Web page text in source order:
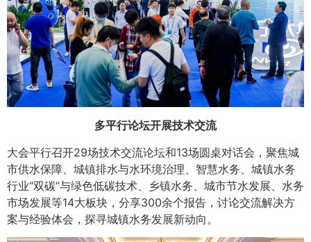
多平行论坛开展技术交流
大会平行召开29场技术交流论坛和13场圆桌对话会，聚焦城
市供水保障、城镇排水与水环境治理、智慧水务、城镇水务
行业“双碳”与绿色低碳技术、乡镇水务、城市节水发展、水务
市场发展等14大板块，分享300余个报告，讨论交流解决方
案与经验体会，探寻城镇水务发展新动向。